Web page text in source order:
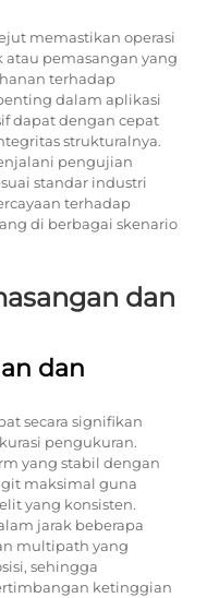
memastikan operasi
pemasangan yang
terhadap
dalam aplikasi
dapat dengan cepat
strukturalnya.
pengujian
standar industri
terhadap
di berbagai skenario
dan
dan
secara signifikan
pengukuran.
yang stabil dengan
maksimal guna
yang konsisten.
jarak beberapa
multipath yang
sehingga
ketinggian